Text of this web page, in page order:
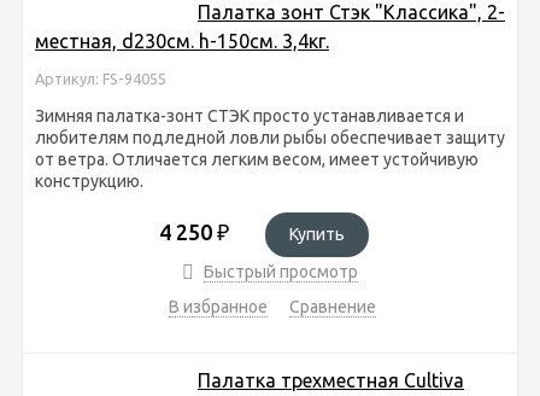
Палатка зонт Стэк "Классика", 2-
местная, d230см. h-150см. 3,4кг.
Артикул: FS-94055
Зимняя палатка-зонт СТЭК просто устанавливается и
любителям подледной ловли рыбы обеспечивает защиту
от ветра. Отличается легким весом, имеет устойчивую
конструкцию.
4 250 ₽
Купить
Быстрый просмотр
В избранное
Сравнение
Палатка трехместная Cultiva